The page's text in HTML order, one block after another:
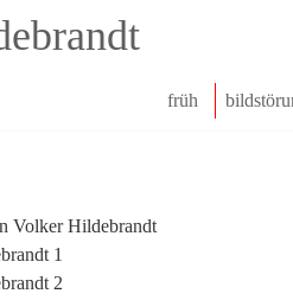
früh
Volker Hildebrandt
1
2